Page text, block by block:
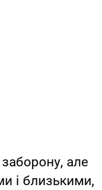
але
і близькими,